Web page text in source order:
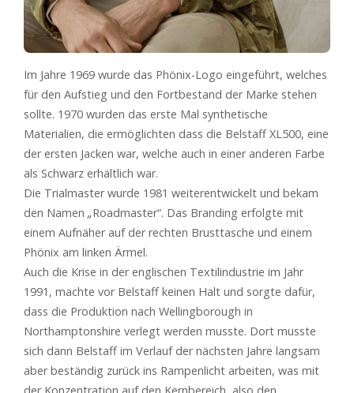
Im Jahre 1969 wurde das Phönix-Logo eingeführt, welches
für den Aufstieg und den Fortbestand der Marke stehen
sollte. 1970 wurden das erste Mal synthetische
Materialien, die ermöglichten dass die Belstaff XL500, eine
der ersten Jacken war, welche auch in einer anderen Farbe
als Schwarz erhältlich war.
Die Trialmaster wurde 1981 weiterentwickelt und bekam
den Namen „Roadmaster“. Das Branding erfolgte mit
einem Aufnäher auf der rechten Brusttasche und einem
Phönix am linken Ärmel.
Auch die Krise in der englischen Textilindustrie im Jahr
1991, machte vor Belstaff keinen Halt und sorgte dafür,
dass die Produktion nach Wellingborough in
Northamptonshire verlegt werden musste. Dort musste
sich dann Belstaff im Verlauf der nächsten Jahre langsam
aber beständig zurück ins Rampenlicht arbeiten, was mit